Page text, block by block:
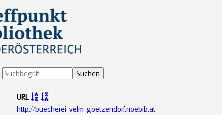
URL  
http://buecherei-velm-goetzendorf.noebib.at